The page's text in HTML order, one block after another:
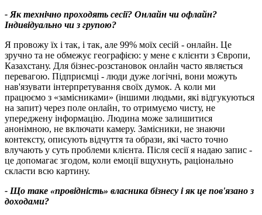
- Як технічно проходять сесії? Онлайн чи офлайн?
Індивідуально чи з групою?
Я провожу їх і так, і так, але 99% моїх сесій - онлайн. Це
зручно та не обмежує географією: у мене є клієнти з Європи,
Казахстану. Для бізнес-розстановок онлайн часто являється
перевагою. Підприємці - люди дуже логічні, вони можуть
нав'язувати інтерпретування своїх думок. А коли ми
працюємо з «замісниками» (іншими людьми, які відгукуються
на запит) через поле онлайн, то отримуємо чисту, не
упереджену інформацію. Людина може залишитися
анонімною, не включати камеру. Замісники, не знаючи
контексту, описують відчуття та образи, які часто точно
влучають у суть проблеми клієнта. Після сесії я надаю запис -
це допомагає згодом, коли емоції вщухнуть, раціонально
скласти всю картину.
- Що таке «провідність» власника бізнесу і як це пов'язано з
доходами?